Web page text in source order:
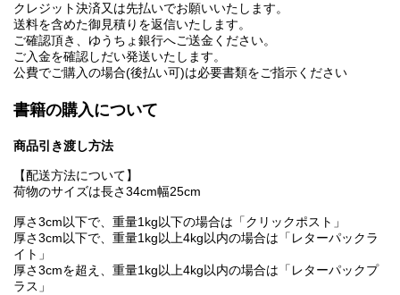
クレジット決済又は先払いでお願いいたします。
送料を含めた御見積りを返信いたします。
ご確認頂き、ゆうちょ銀行へご送金ください。
ご入金を確認しだい発送いたします。
公費でご購入の場合(後払い可)は必要書類をご指示ください
書籍の購入について
商品引き渡し方法
【配送方法について】
荷物のサイズは長さ34cm幅25cm
厚さ3cm以下で、重量1kg以下の場合は「クリックポスト」
厚さ3cm以下で、重量1kg以上4kg以内の場合は「レターパックラ
イト」
厚さ3cmを超え、重量1kg以上4kg以内の場合は「レターパックプ
ラス」